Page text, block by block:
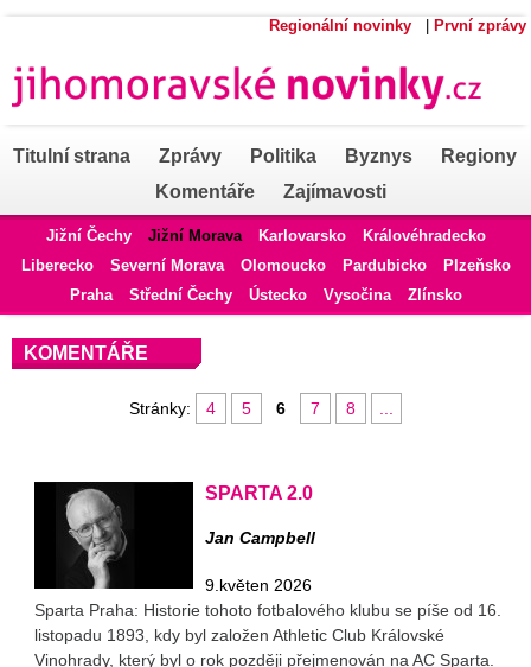
Regionální novinky První zprávy
Titulní strana Zprávy Politika Byznys
Regiony
Komentáře
Zajímavosti
Jižní Čechy Jižní Morava Karlovarsko
Královéhradecko
Liberecko
Severní Morava Olomoucko Pardubicko
Plzeňsko
Praha
Střední Čechy Ústecko Vysočina Zlínsko
KOMENTÁŘE
Stránky: 4 5 6 7 8
SPARTA 2.0
Jan Campbell
9.květen 2026
Sparta Praha: Historie tohoto fotbalového klubu se píše od 16.
listopadu 1893, kdy byl založen Athletic Club Královské
Vinohrady, který byl o rok později přejmenován na AC Sparta.